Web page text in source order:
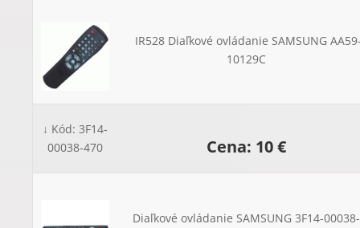
IR528 Diaľkové ovládanie SAMSUNG
10129C
↓ Kód: 3F14-
00038-470
Cena: 10 €
Diaľkové ovládanie SAMSUNG 3F14-00038-